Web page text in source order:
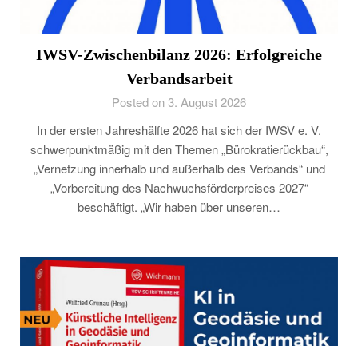
IWSV-Zwischenbilanz 2026: Erfolgreiche
Verbandsarbeit
Posted on 3. August 2026
In der ersten Jahreshälfte 2026 hat sich der IWSV e. V.
schwerpunktmäßig mit den Themen „Bürokratierückbau“,
„Vernetzung innerhalb und außerhalb des Verbands“ und
„Vorbereitung des Nachwuchsförderpreises 2027“
beschäftigt. „Wir haben über unseren…